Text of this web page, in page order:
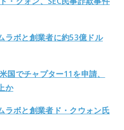
ラボと創業者に約53億ドル
国でチャプター11を申請、
か
ラボと創業者ド・クウォン氏